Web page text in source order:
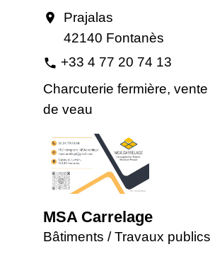
location_on
Prajalas
42140 Fontanès
phone +33 4 77 20 74 13
Charcuterie fermière,
de veau
MSA Carrelage
Bâtiments / Travaux publics